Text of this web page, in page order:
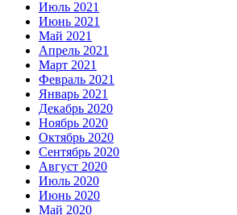
Июль 2021
Июнь 2021
Май 2021
Апрель 2021
Март 2021
Февраль 2021
Январь 2021
Декабрь 2020
Ноябрь 2020
Октябрь 2020
Сентябрь 2020
Август 2020
Июль 2020
Июнь 2020
Май 2020